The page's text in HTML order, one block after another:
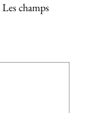
Les champs